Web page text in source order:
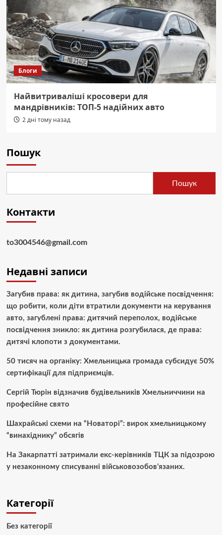
Блоги
Найвитриваліші кросовери для
мандрівників: ТОП-5 надійних авто
2 дні тому назад
Пошук
Пошук
Контакти
to3004546@gmail.com
Недавні записи
Загубив права: як дитина, загубив водійське посвідчення:
що робити, коли діти втратили документи на керування
авто, загублені права: дитячий переполох, водійське
посвідчення зникло: як дитина розгубилася, де права:
дитячі клопоти з документами.
50 тисяч на органіку: Хмельницька громада субсидує 50%
сертифікації для підприємців.
Сергій Тюрін відзначив будівельників Хмельниччини на
професійне свято
Шахрайські схеми на “Новаторі”: вирок хмельницькому
“винахіднику” обсягів
На Закарпатті затримали екс-керівників ТЦК за підозрою
у незаконному списуванні військовозобов’язаних.
Категорії
Без категорії